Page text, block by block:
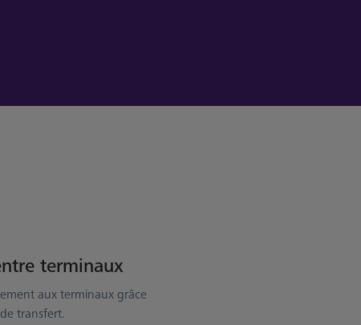
terminaux
aux terminaux grâce
transfert.